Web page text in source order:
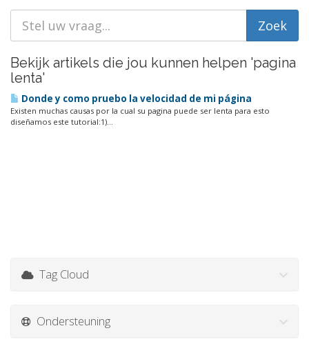
Bekijk artikels die jou kunnen helpen 'pagina
lenta'
Donde y como pruebo la velocidad de mi página
Existen muchas causas por la cual su pagina puede ser lenta para esto
diseñamos este tutorial:1)...
Tag Cloud
Ondersteuning